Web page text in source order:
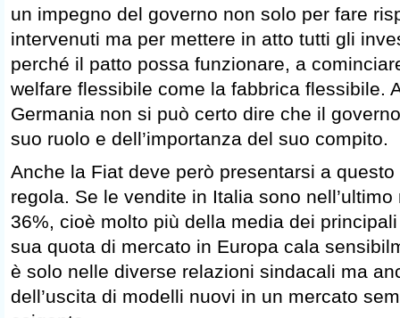
un impegno del governo non solo per fare
intervenuti ma per mettere in atto tutti gli
perché il patto possa funzionare, a
welfare flessibile come la fabbrica flessibile.
Germania non si può certo dire che il
suo ruolo e dell’importanza del suo compito.
Anche la Fiat deve però presentarsi a
regola. Se le vendite in Italia sono
36%, cioè molto più della media dei
sua quota di mercato in Europa cala
è solo nelle diverse relazioni sindacali ma
dell’uscita di modelli nuovi in un mercato